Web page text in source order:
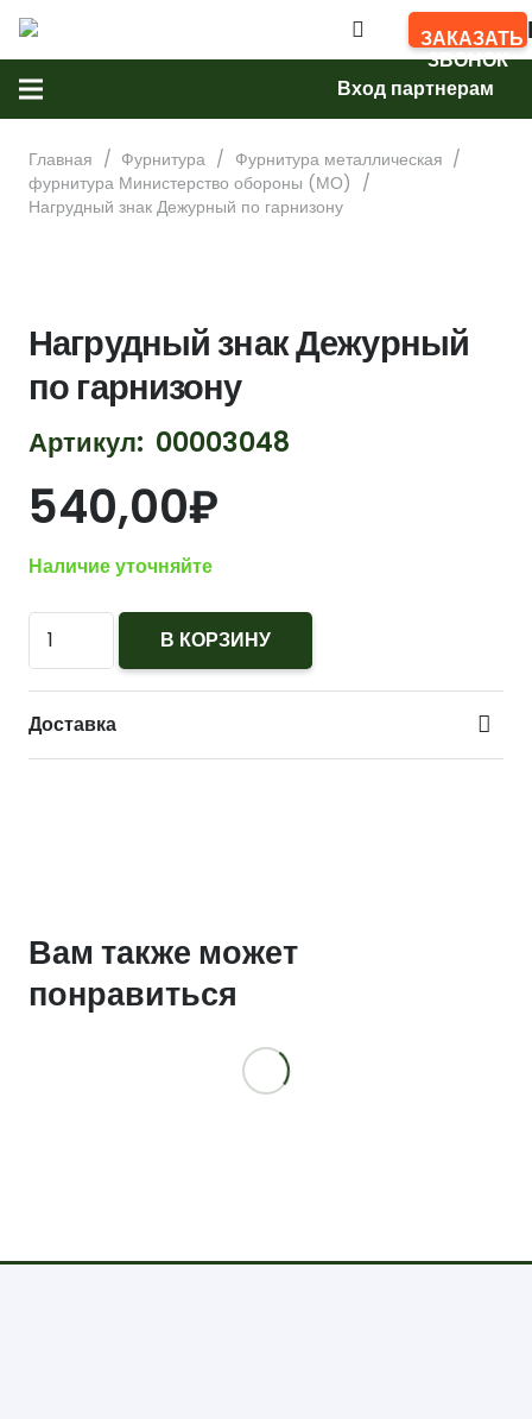
ЗАКАЗАТЬ
ЗВОНОК
Вход партнерам
Главная / Фурнитура / Фурнитура металлическая /
фурнитура Министерство обороны (МО) /
Нагрудный знак Дежурный по гарнизону
Нагрудный знак Дежурный
по гарнизону
Артикул: 00003048
540,00₽
Наличие уточняйте
Количество
Нагрудный
знак
Дежурный
по
В КОРЗИНУ
Доставка
Вам также может
понравиться